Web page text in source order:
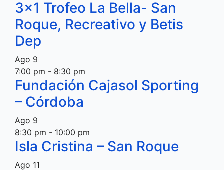
3×1 Trofeo La Bella- San
Roque, Recreativo y Betis
Dep
Ago 9
7:00 pm - 8:30 pm
Fundación Cajasol Sporting
– Córdoba
Ago 9
8:30 pm - 10:00 pm
Isla Cristina – San Roque
Ago 11